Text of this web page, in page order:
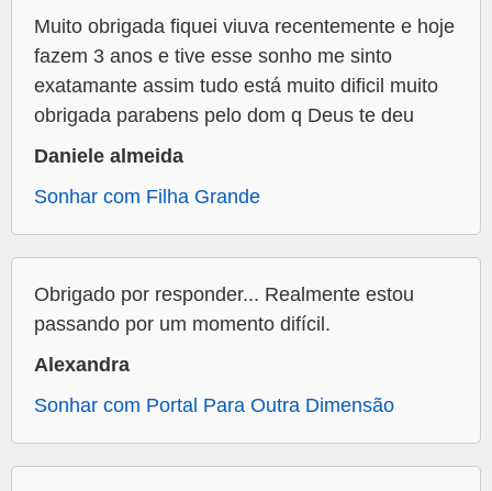
Muito obrigada fiquei viuva recentemente e hoje
fazem 3 anos e tive esse sonho me sinto
exatamante assim tudo está muito dificil muito
obrigada parabens pelo dom q Deus te deu
Daniele almeida
Sonhar com Filha Grande
Obrigado por responder... Realmente estou
passando por um momento difícil.
Alexandra
Sonhar com Portal Para Outra Dimensão